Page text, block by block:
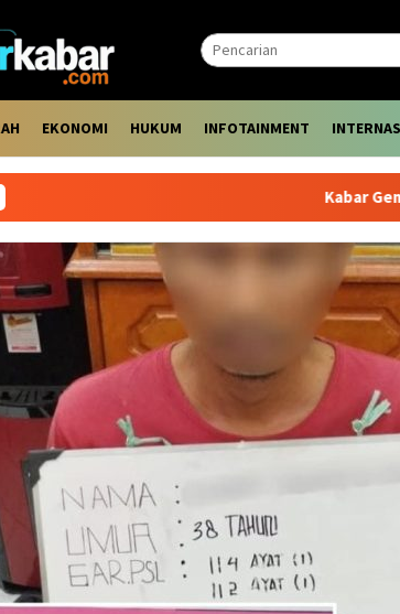
EKONOMI HUKUM INFOTAINMENT
Kabar Gembira